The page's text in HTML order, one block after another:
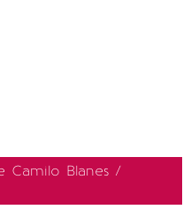
Camilo Blanes /